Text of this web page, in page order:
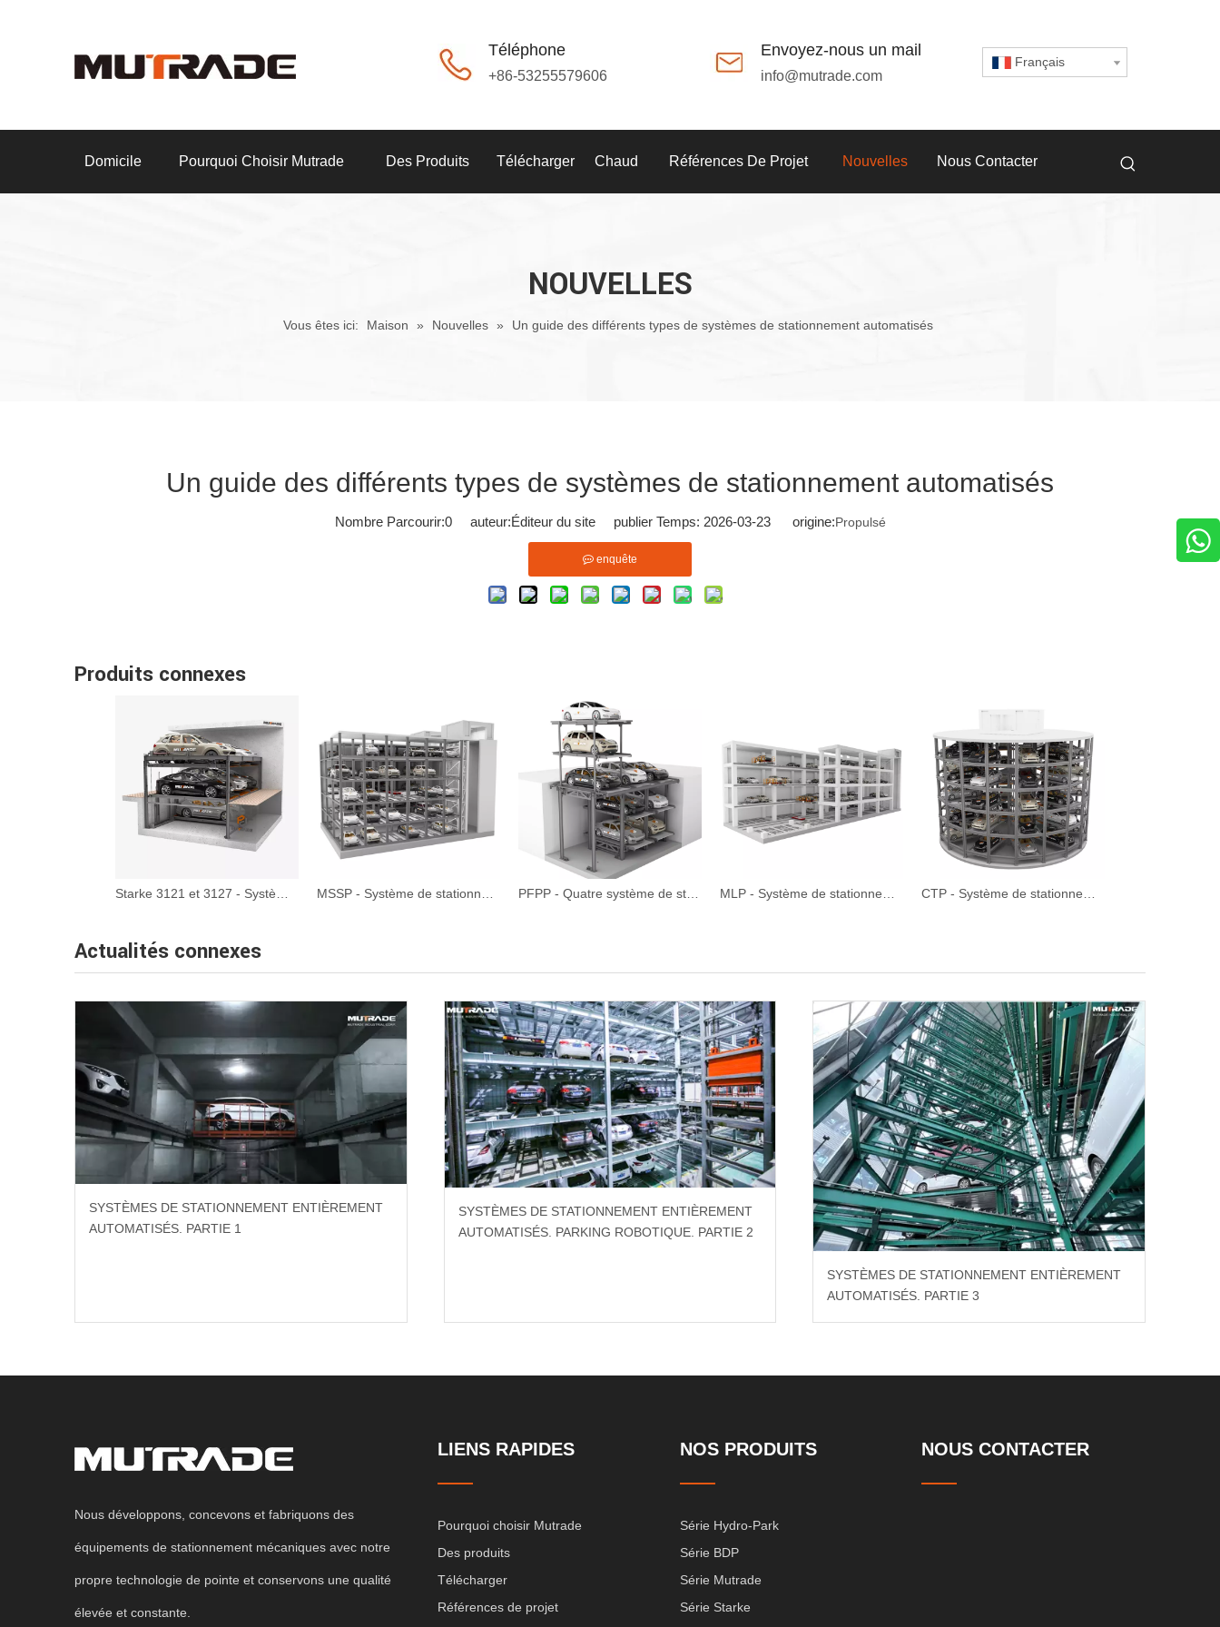
Téléphone
+86-53255579606
Envoyez-nous un mail
info@mutrade.com
Français
Domicile Pourquoi Choisir Mutrade Des Produits Télécharger Chaud Références De Projet Nouvelles Nous Contacter
NOUVELLES
Vous êtes ici: Maison » Nouvelles » Un guide des différents types de systèmes de stationnement automatisés
Un guide des différents types de systèmes de stationnement automatisés
Nombre Parcourir:0auteur:Éditeur du site publier Temps: 2026-03-23 origine:Propulsé
enquête
Produits connexes
Actualités connexes
SYSTÈMES DE STATIONNEMENT ENTIÈREMENT
AUTOMATISÉS. PARTIE 1
SYSTÈMES DE STATIONNEMENT ENTIÈREMENT
AUTOMATISÉS. PARKING ROBOTIQUE. PARTIE 2
SYSTÈMES DE STATIONNEMENT ENTIÈREMENT
AUTOMATISÉS. PARTIE 3
Nous développons, concevons et fabriquons des
équipements de stationnement mécaniques avec notre
propre technologie de pointe et conservons une qualité
élevée et constante.
LIENS RAPIDES
Pourquoi choisir Mutrade
Des produits
Télécharger
Références de projet
NOS PRODUITS
Série Hydro-Park
Série BDP
Série Mutrade
Série Starke
NOUS CONTACTER